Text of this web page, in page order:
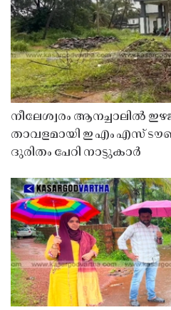
നീലേശ്വരം ആനച്ചാലിൽ
താവളമായി ഇ എം എസ്
ദുരിതം പേറി നാട്ടുകാർ